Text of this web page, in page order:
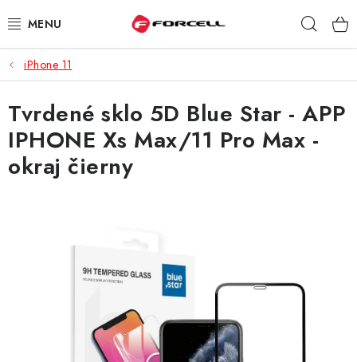
na
PUZDRÁ A OBALY
TVRDENÉ SKLÁ
DÁTOVÉ KÁBLE
BATÉRIE DO MOBILOV
NÁRAMKY NA HODINKY
iPhone 11
Tvrdené sklo 5D Blue Star - APP
IPHONE Xs Max/11 Pro Max -
okraj čierny